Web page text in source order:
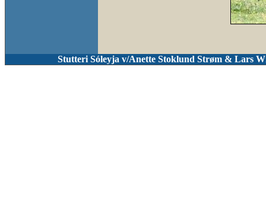
Stutteri Sóleyja v/Anette Stoklund Strøm & Lars